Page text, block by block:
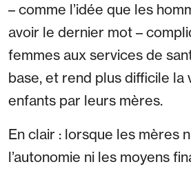
– comme l’idée que les
avoir le dernier mot –
femmes aux services de
base, et rend plus difficile la
enfants par leurs mères.
En clair : lorsque les mères
l’autonomie ni les moyens